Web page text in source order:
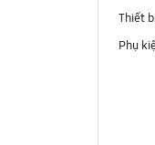
Thiết
Phụ